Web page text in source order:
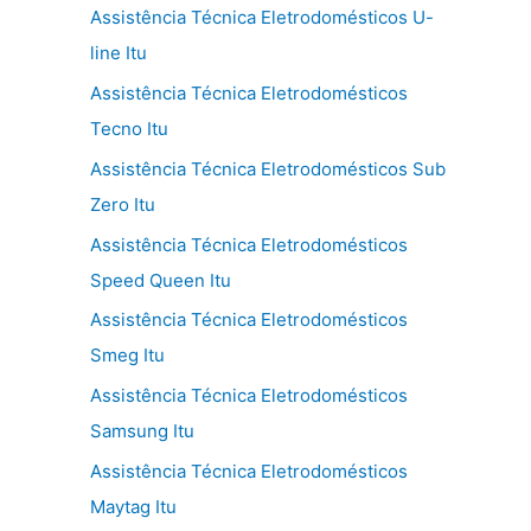
Assistência Técnica Eletrodomésticos U-
line Itu
Assistência Técnica Eletrodomésticos
Tecno Itu
Assistência Técnica Eletrodomésticos Sub
Zero Itu
Assistência Técnica Eletrodomésticos
Speed Queen Itu
Assistência Técnica Eletrodomésticos
Smeg Itu
Assistência Técnica Eletrodomésticos
Samsung Itu
Assistência Técnica Eletrodomésticos
Maytag Itu